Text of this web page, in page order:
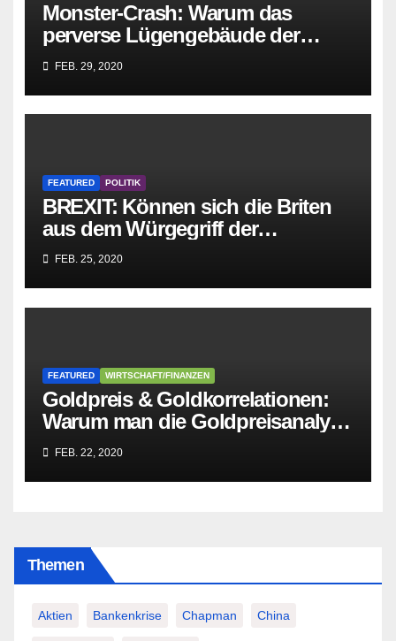
Monster-Crash: Warum das
perverse Lügengebäude der
Sozialisten in sich
zusammenbricht!
FEB. 29, 2020
FEATURED POLITIK
BREXIT: Können sich die Briten
aus dem Würgegriff der
parasitären EU-Mafia befreien?
FEB. 25, 2020
FEATURED WIRTSCHAFT/FINANZEN
Goldpreis & Goldkorrelationen:
Warum man die Goldpreisanalyse
besser Profis überlässt!
FEB. 22, 2020
Themen
Aktien Bankenkrise Chapman China